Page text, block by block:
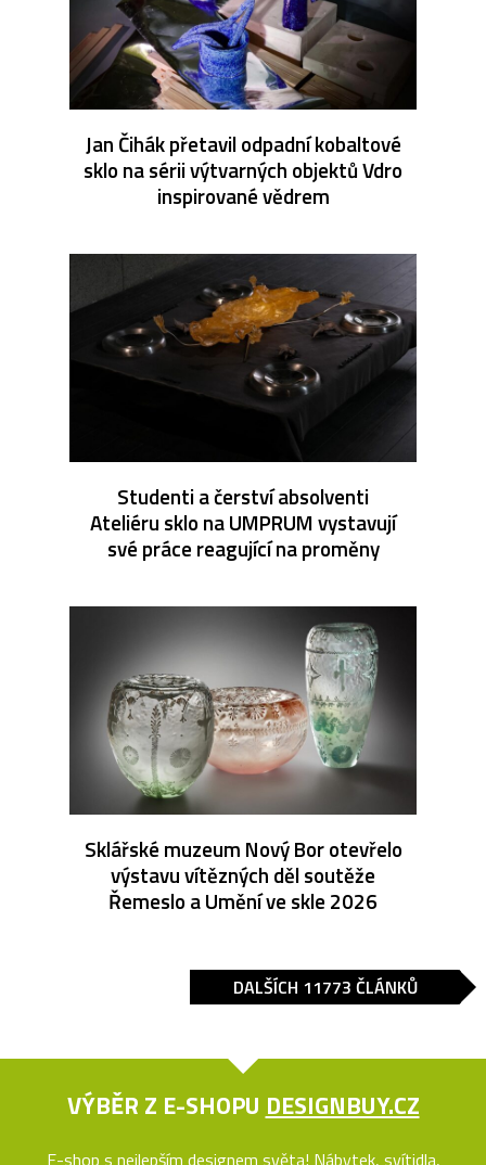
Jan Čihák přetavil odpadní kobaltové
sklo na sérii výtvarných objektů Vdro
inspirované vědrem
Studenti a čerství absolventi
Ateliéru sklo na UMPRUM vystavují
své práce reagující na proměny
Sklářské muzeum Nový Bor otevřelo
výstavu vítězných děl soutěže
Řemeslo a Umění ve skle 2026
DALŠÍCH 11773 ČLÁNKŮ
VÝBĚR Z E-SHOPU DESIGNBUY.CZ
E-shop s nejlepším designem světa! Nábytek, svítidla,